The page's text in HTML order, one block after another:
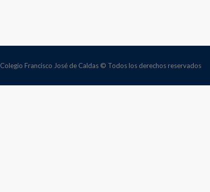
Colegio Francisco José de Caldas © Todos los derechos reservados